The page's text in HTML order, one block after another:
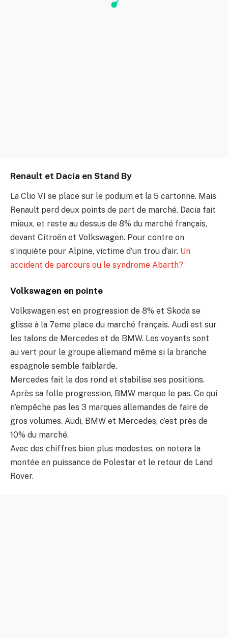
Renault et Dacia en Stand By
La Clio VI se place sur le podium et la 5 cartonne. Mais
Renault perd deux points de part de marché. Dacia fait
mieux, et reste au dessus de 8% du marché français,
devant Citroën et Volkswagen. Pour contre on
s’inquiète pour Alpine, victime d’un trou d’air. Un
accident de parcours ou le syndrome Abarth?
Volkswagen en pointe
Volkswagen est en progression de 8% et Skoda se
glisse à la 7eme place du marché français. Audi est sur
les talons de Mercedes et de BMW. Les voyants sont
au vert pour le groupe allemand même si la branche
espagnole semble faiblarde.
Mercedes fait le dos rond et stabilise ses positions.
Après sa folle progression, BMW marque le pas. Ce qui
n’empêche pas les 3 marques allemandes de faire de
gros volumes. Audi, BMW et Mercedes, c’est près de
10% du marché.
Avec des chiffres bien plus modestes, on notera la
montée en puissance de Polestar et le retour de Land
Rover.